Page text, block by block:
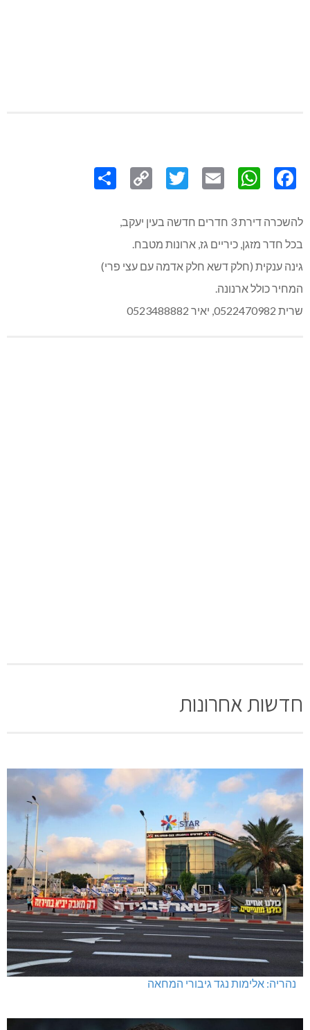
Link
להשכרה דירת 3 חדרים חדשה בעין יעקב,
בכל חדר מזגן, כיריים גז, ארונות מטבח.
גינה ענקית (חלק דשא חלק אדמה עם עצי פרי)
המחיר כולל ארנונה.
שרית 0522470982, יאיר 0523488882
חדשות אחרונות
נהריה: אלימות נגד גיבורי המחאה